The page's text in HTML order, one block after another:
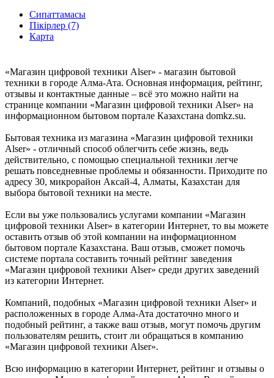
Сипаттамасы
Пікірлер (7)
Карта
«Магазин цифровой техники Alser» - магазин бытовой
техники в городе Алма-Ата. Основная информация, рейтинг,
отзывы и контактные данные – всё это можно найти на
странице компании «Магазин цифровой техники Alser» на
информационном бытовом портале Казахстана domkz.su.
Бытовая техника из магазина «Магазин цифровой техники
Alser» - отличный способ облегчить себе жизнь, ведь
действительно, с помощью специальной техники легче
решать повседневные проблемы и обязанности. Приходите по
адресу 30, микрорайон Аксай-4, Алматы, Казахстан для
выбора бытовой техники на месте.
Если вы уже пользовались услугами компании «Магазин
цифровой техники Alser» в категории Интернет, то вы можете
оставить отзыв об этой компании на информационном
бытовом портале Казахстана. Ваш отзыв, сможет помочь
системе портала составить точный рейтинг заведения
«Магазин цифровой техники Alser» среди других заведений
из категории Интернет.
Компаний, подобных «Магазин цифровой техники Alser» и
расположенных в городе Алма-Ата достаточно много и
подобный рейтинг, а также ваш отзыв, могут помочь другим
пользователям решить, стоит ли обращаться в компанию
«Магазин цифровой техники Alser».
Всю информацию в категории Интернет, рейтинг и отзывы о